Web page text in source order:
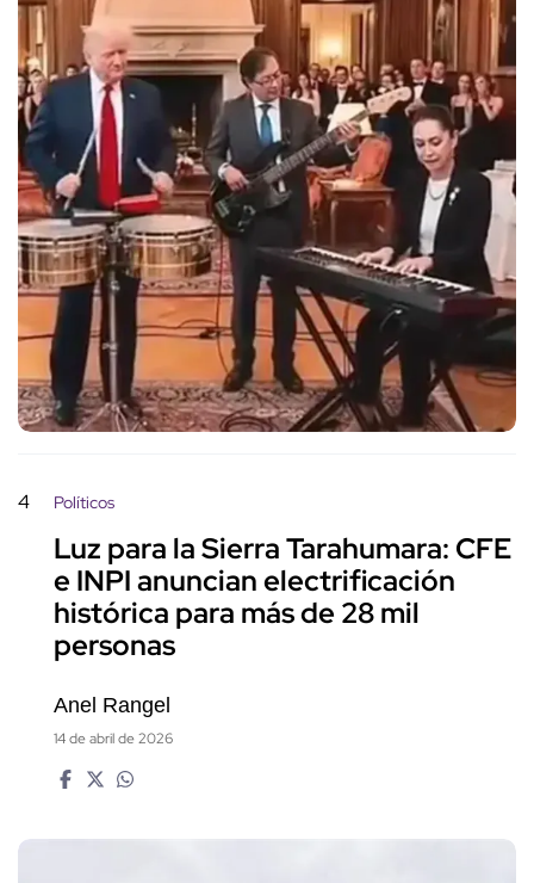
4 Políticos
Luz para la Sierra Tarahumara: CFE
e INPI anuncian electrificación
histórica para más de 28 mil
personas
Anel Rangel
14 de abril de 2026